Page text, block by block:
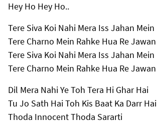
Hey Ho Hey Ho..
Tere Siva Koi Nahi Mera Iss Jahan Mein
Tere Charno Mein Rahke Hua Re
Tere Siva Koi Nahi Mera Iss Jahan Mein
Tere Charno Mein Rahke Hua Re
Dil Mera Nahi Ye Toh Tera Hi Ghar Hai
Tu Jo Sath Hai Toh Kis Baat Ka Darr Hai
Thoda Innocent Thoda Sararti